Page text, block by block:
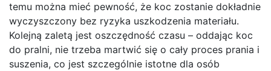
temu można mieć pewność, że koc zostanie dokładnie
wyczyszczony bez ryzyka uszkodzenia materiału.
Kolejną zaletą jest oszczędność czasu – oddając koc
do pralni, nie trzeba martwić się o cały proces prania i
suszenia, co jest szczególnie istotne dla osób